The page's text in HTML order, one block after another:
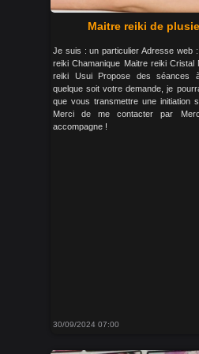
Maitre reiki de
Je suis : un particulier Adresse web
reiki Chamanique Maitre reiki Cristal
reiki Usui Propose des séances
quelque soit votre demande, je
que vous transmettre une initiation
Merci de me contacter par
accompagne !
30/09/2024 07:00